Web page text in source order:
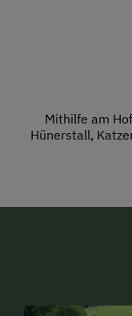
Mithilfe am
Hünerstall,